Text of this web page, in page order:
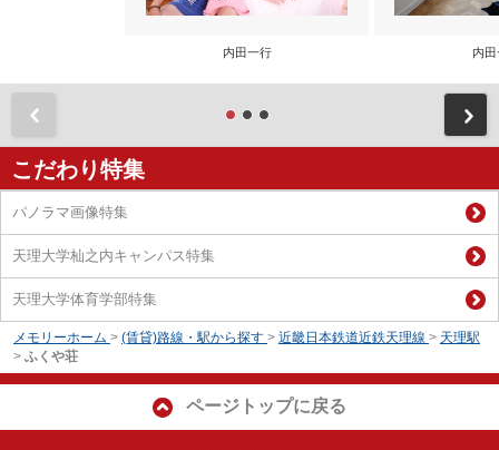
内田一行 内
こだわり特集
パノラマ画像特集
天理大学杣之内キャンパス特集
天理大学体育学部特集
メモリーホーム > (賃貸)路線・駅から探す > 近畿日本鉄道近鉄天理線 > 天理駅
> ふくや荘
ページトップに戻る